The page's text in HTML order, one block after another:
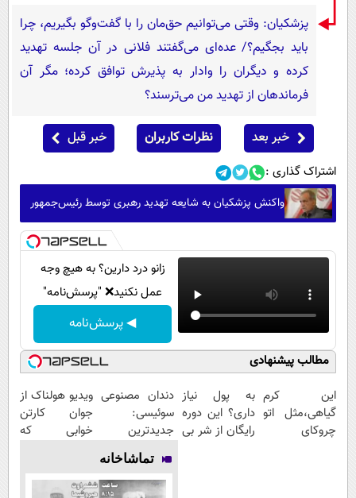
پزشکیان: وقتی می‌توانیم حق‌مان را با گفت‌وگو بگیریم، چرا
باید بجگیم؟/ عده‌ای می‌گفتند فلانی در آن جلسه تهدید
کرده و دیگران را وادار به پذیرش توافق کرده؛ مگر آن
فرماندهان از تهدید من می‌ترسند؟
خبر بعد نظرات کاربران خبر قبل
اشتراک گذاری :
واکنش پزشکیان به شایعه تهدید رهبری توسط رئیس‌جمهور
زانو درد دارین؟ به هیچ وجه
عمل نکنید❌ "پرسش‌نامه"
◀ پرسش‌نامه
مطالب پیشنهادی
این کرم
گیاهی،مثل اتو
چروکای
به پول نیاز
داری؟ این دوره
رایگان از شر بی
دندان مصنوعی
سوئیسی:
جدیدترین
فناوری اروپا،
سبک و مقاوم |
پرداخت قسطی
ویدیو هولناک از
جوان کارتن
خوابی که
تماشاخانه